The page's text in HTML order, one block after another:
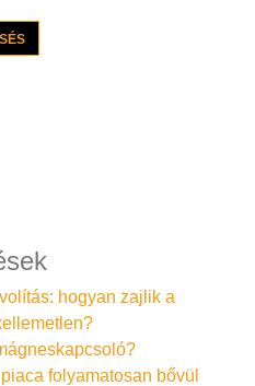
hogyan zajlik a
folyamatosan bővül